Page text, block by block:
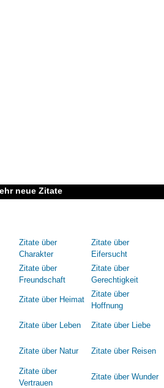
neue Zitate
Zitate über
Charakter
Zitate über
Eifersucht
Zitate über
Freundschaft
Zitate über
Gerechtigkeit
Zitate über Heimat
Zitate über
Hoffnung
Zitate über Leben Zitate über Liebe
Zitate über Natur Zitate über Reisen
Zitate über
Vertrauen
Zitate über Wunder